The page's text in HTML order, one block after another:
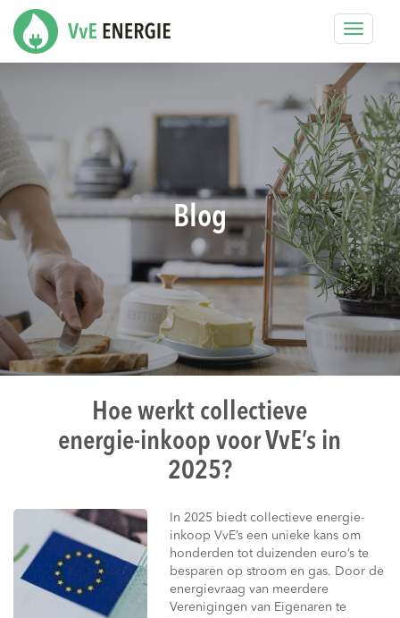
Toggle
Blog
Hoe werkt collectieve
energie-inkoop voor VvE’s in
2025?
In 2025 biedt collectieve energie-
inkoop VvE’s een unieke kans om
honderden tot duizenden euro’s te
besparen op stroom en gas. Door de
energievraag van meerdere
Verenigingen van Eigenaren te